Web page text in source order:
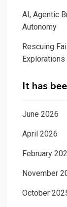
AI, Agentic
Autonomy
Rescuing
Explorations
It has
June 2026
April 2026
February
November
October